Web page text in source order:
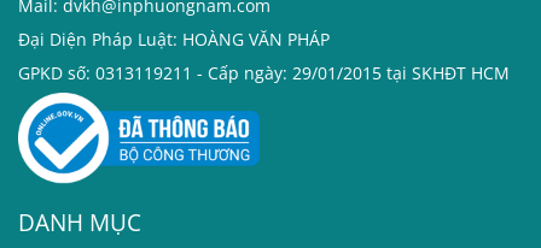
Mail: dvkh@inphuongnam.com
Đại Diện Pháp Luật: HOÀNG VĂN PHÁP
GPKD số: 0313119211 - Cấp ngày: 29/01/2015 tại SKHĐT HCM
DANH MỤC